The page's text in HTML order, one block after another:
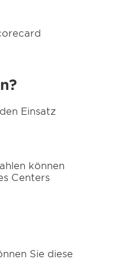
Einsatz
können
Centers
Sie diese